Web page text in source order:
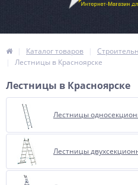
Каталог товаров
Лестницы в Красноярске
Лестницы в Красноярске
Лестницы
Лестницы